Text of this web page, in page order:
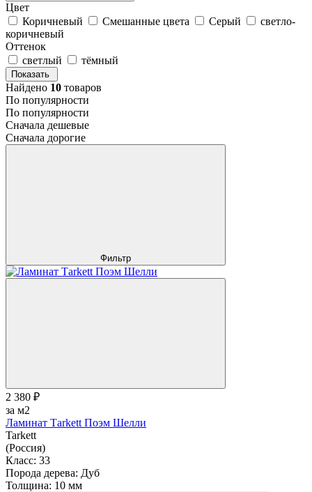
Цвет
Коричневый
Смешанные цвета Серый
светло-
коричневый
Оттенок
светлый
тёмный
Показать
Найдено 10 товаров
По популярности
По популярности
Сначала дешевые
Сначала дорогие
Фильтр
2 380 ₽
за м2
Ламинат Тarkett Поэм Шелли
Tarkett
(Россия)
Класс: 33
Порода дерева: Дуб
Толщина: 10 мм